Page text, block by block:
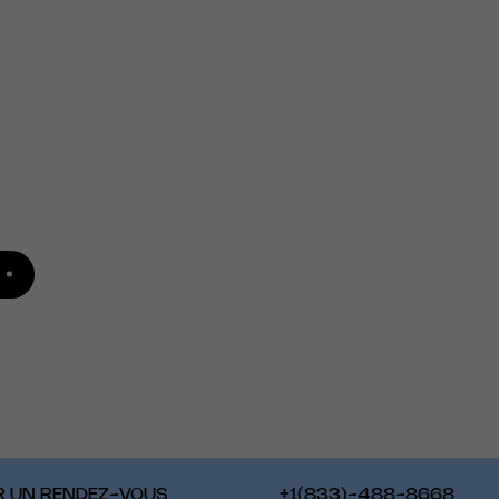
UN RENDEZ-VOUS +1(833)-488-8668